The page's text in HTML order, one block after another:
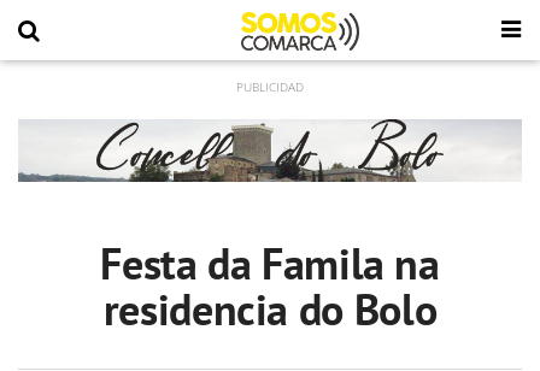
Festa da Famila na
residencia do Bolo